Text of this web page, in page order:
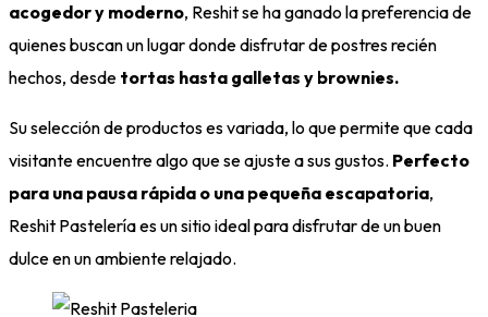
acogedor y moderno, Reshit se ha ganado la preferencia de
quienes buscan un lugar donde disfrutar de postres recién
hechos, desde tortas hasta galletas y brownies.
Su selección de productos es variada, lo que permite que cada
visitante encuentre algo que se ajuste a sus gustos. Perfecto
para una pausa rápida o una pequeña escapatoria,
Reshit Pastelería es un sitio ideal para disfrutar de un buen
dulce en un ambiente relajado.